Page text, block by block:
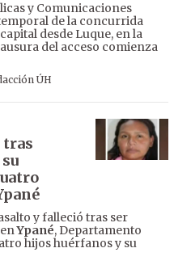
y Comunicaciones
de la concurrida
desde Luque, en la
del acceso comienza
ÚH
tras
y falleció tras ser
enYpané, Departamento
hijos huérfanos y su